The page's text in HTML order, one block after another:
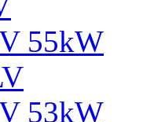
55kW
53kW